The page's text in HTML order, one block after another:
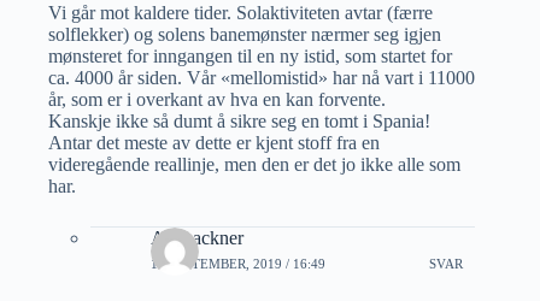
Vi går mot kaldere tider. Solaktiviteten avtar (færre
solflekker) og solens banemønster nærmer seg igjen
mønsteret for inngangen til en ny istid, som startet for
ca. 4000 år siden. Vår «mellomistid» har nå vart i 11000
år, som er i overkant av hva en kan forvente.
Kanskje ikke så dumt å sikre seg en tomt i Spania!
Antar det meste av dette er kjent stoff fra en
videregående reallinje, men den er det jo ikke alle som
har.
Alf Lackner
11 SEPTEMBER, 2019 / 16:49 SVAR